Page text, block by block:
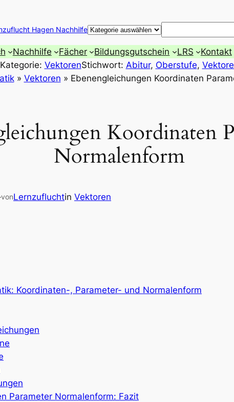
Hagen Nachhilfe Suchen
Nachhilfe Fächer Bildungsgutschein LRS
Kontakt
Kategorie: VektorenStichwort: Abitur, Oberstufe,
» Vektoren » Ebenengleichungen Koordinaten
Koordinaten
Normalenform
vonLernzufluchtin Vektoren
Koordinaten-, Parameter- und Normalenform
Parameter Normalenform: Fazit